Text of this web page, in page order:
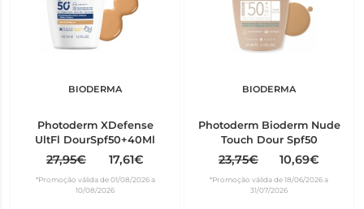
BIODERMA
Photoderm XDefense
UltFl DourSpf50+40Ml
27,95€ 17,61€
*Promoção válida de 01/08/2026 a
10/08/2026
BIODERMA
Photoderm Bioderm Nude
Touch Dour Spf50
23,75€ 10,69€
*Promoção válida de 18/06/2026 a
31/07/2026